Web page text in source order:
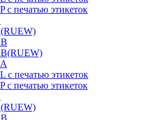
с печатью этикеток
с печатью этикеток
с печатью этикеток